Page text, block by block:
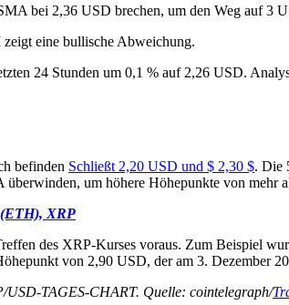
bei 2,36 USD brechen, um den Weg auf 3
eine bullische Abweichung.
24 Stunden um 0,1 % auf 2,26 USD.
befinden Schließt 2,20 USD und $ 2,30 $. Die
um höhere Höhepunkte von mehr
XRP
des XRP-Kurses voraus. Zum Beispiel
von 2,90 USD, der am 3. Dezember
USD-TAGES-CHART. Quelle: cointelegraph/